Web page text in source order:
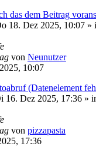
das dem Beitrag
18. Dez 2025, 10:07 »
von Neunutzer
10:07
(Datenelement
16. Dez 2025, 17:36 »
von pizzapasta
17:36